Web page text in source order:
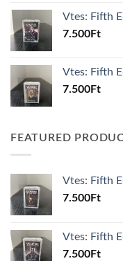
Vtes: Fifth
7.500Ft
Vtes: Fifth
7.500Ft
FEATURED
Vtes: Fifth
7.500Ft
Vtes: Fifth
7.500Ft